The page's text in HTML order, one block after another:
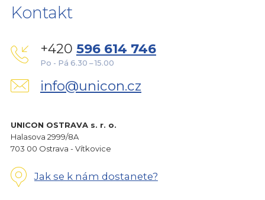
Kontakt
+420 596 614 746
Po - Pá 6.30 – 15.00
info@unicon.cz
UNICON OSTRAVA s. r. o.
Halasova 2999/8A
703 00 Ostrava - Vítkovice
Jak se k nám dostanete?